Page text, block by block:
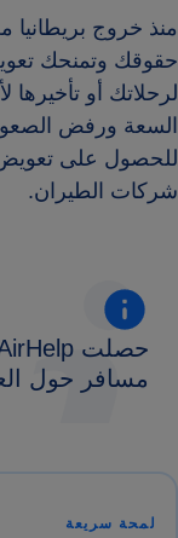
حقوقك وتمنحك
السعة ورفض
للحصول على
شركات الطيران.
مسافر حول
لمحة سريعة